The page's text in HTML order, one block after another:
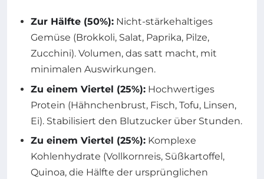
Zur Hälfte (50%): Nicht-stärkehaltiges
Gemüse (Brokkoli, Salat, Paprika, Pilze,
Zucchini). Volumen, das satt macht, mit
minimalen Auswirkungen.
Zu einem Viertel (25%): Hochwertiges
Protein (Hähnchenbrust, Fisch, Tofu, Linsen,
Ei). Stabilisiert den Blutzucker über Stunden.
Zu einem Viertel (25%): Komplexe
Kohlenhydrate (Vollkornreis, Süßkartoffel,
Quinoa, die Hälfte der ursprünglichen